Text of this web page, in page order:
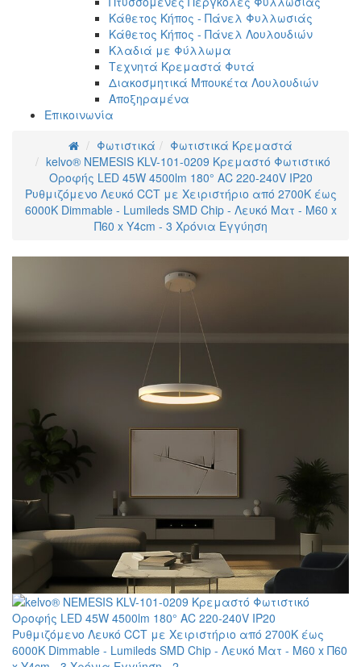
Κάθετος Κήπος - Πάνελ Φυλλωσιάς
Κάθετος Κήπος - Πάνελ Λουλουδιών
Κλαδιά με Φύλλωμα
Τεχνητά Κρεμαστά Φυτά
Διακοσμητικά Μπουκέτα Λουλουδιών
Αποξηραμένα
Επικοινωνία
Φωτιστικά
Φωτιστικά Κρεμαστά
kelvo® NEMESIS KLV-101-0209 Κρεμαστό Φωτιστικό
Οροφής LED 45W 4500lm 180° AC 220-240V IP20
Ρυθμιζόμενο Λευκό CCT με Χειριστήριο από 2700K έως
6000K Dimmable - Lumileds SMD Chip - Λευκό Ματ - Μ60 x
Π60 x Υ4cm - 3 Χρόνια Εγγύηση